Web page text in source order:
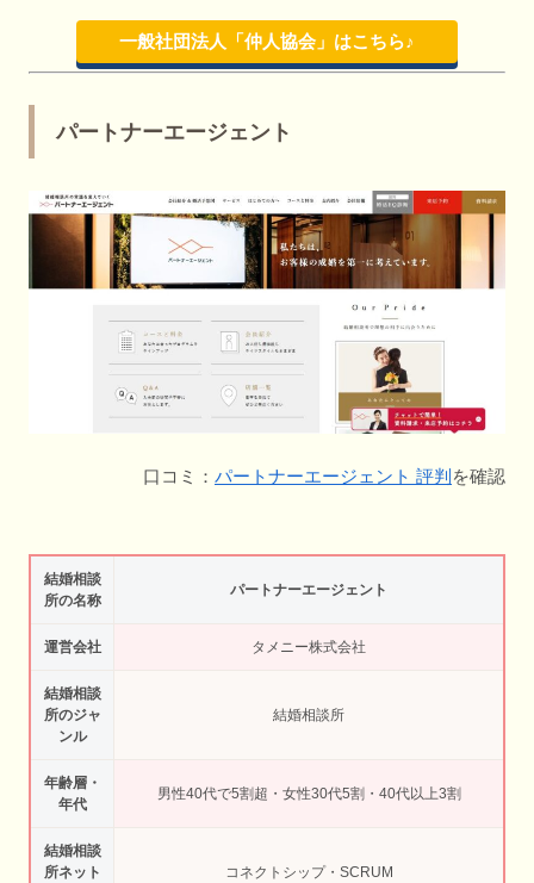
一般社団法人「仲人協会」はこちら♪
パートナーエージェント
口コミ： パートナーエージェント 評判 を確認
結婚相談
所の名称
パートナーエージェント
運営会社 タメニー株式会社
結婚相談
所のジャ
ンル
結婚相談所
年齢層・
年代
男性40代で5割超・女性30代5割・40代以上3割
結婚相談
所ネット
コネクトシップ・SCRUM